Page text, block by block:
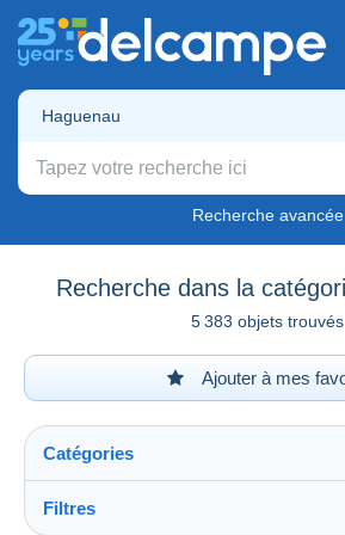
Haguenau
Recherche avancée
Recherche dans la
5 383 objets trouvés
Ajouter à mes
Catégories
Filtres